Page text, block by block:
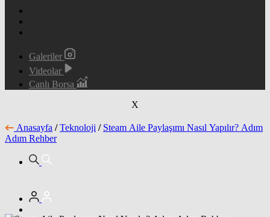
Galeriler
Videolar
Canlı Borsa
X
Anasayfa / Teknoloji / Steam Aile Paylaşımı Nasıl Yapılır? Adım
Adım Rehber